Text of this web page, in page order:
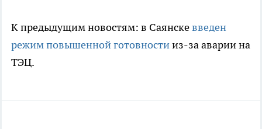
К предыдущим новостям: в Саянскевведен
режим повышенной готовностииз-за аварии на
ТЭЦ.